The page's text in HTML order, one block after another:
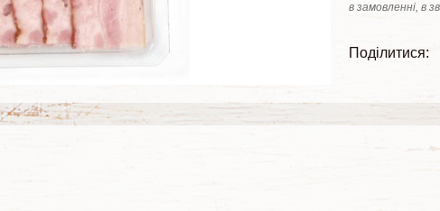
в замовленні, в
Поділитися: